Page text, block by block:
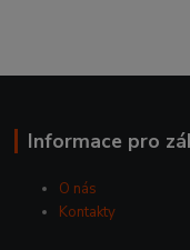
Informace pro
O nás
Kontakty